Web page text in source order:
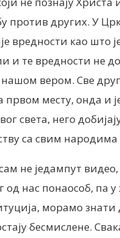
против других. У
вредности као
те вредности не
вером. Све
месту, онда и
света, него
са свим народима
не једампут
нас понаособ, па
морамо
бесмислене.